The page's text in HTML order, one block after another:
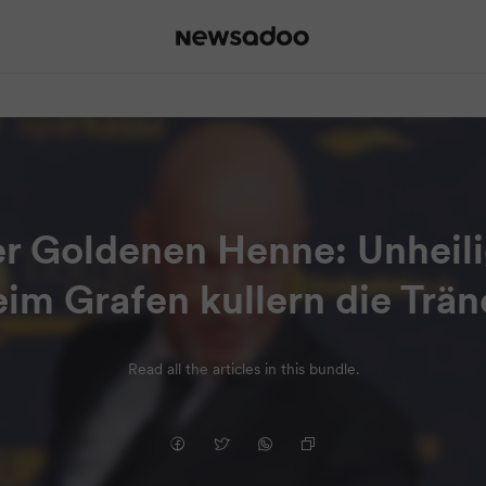
Goldenen Henne:
Grafen kullern die
Read all the articles in this bundle.